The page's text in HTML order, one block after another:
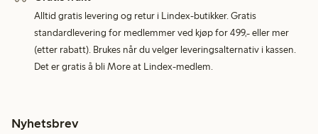
Alltid gratis levering og retur i Lindex-butikker. Gratis
standardlevering for medlemmer ved kjøp for 499,- eller mer
(etter rabatt). Brukes når du velger leveringsalternativ i kassen.
Det er gratis å bli More at Lindex-medlem.
Nyhetsbrev